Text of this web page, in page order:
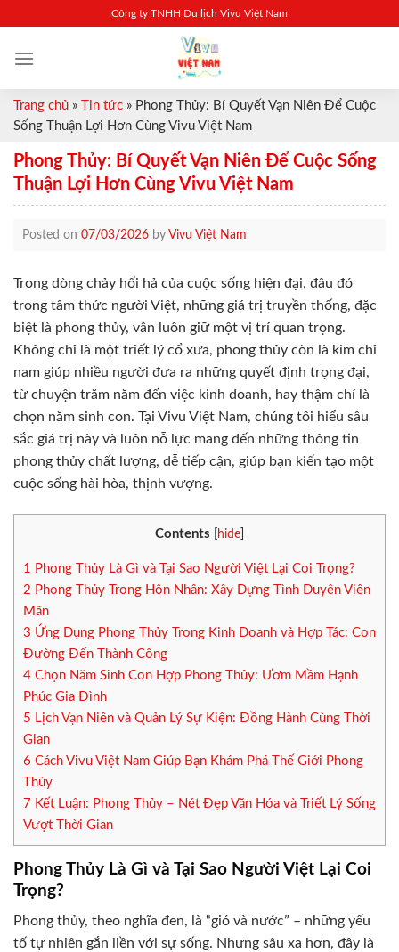
content
Công ty TNHH Du lịch Vivu Việt Nam
Trang chủ » Tin tức » Phong Thủy: Bí Quyết Vạn Niên Để Cuộc
Sống Thuận Lợi Hơn Cùng Vivu Việt Nam
Phong Thủy: Bí Quyết Vạn Niên Để Cuộc Sống
Thuận Lợi Hơn Cùng Vivu Việt Nam
Posted on 07/03/2026 by Vivu Việt Nam
Trong dòng chảy hối hả của cuộc sống hiện đại, đâu đó
trong tâm thức người Việt, những giá trị truyền thống, đặc
biệt là phong thủy, vẫn luôn giữ một vị trí quan trọng.
Không chỉ là một triết lý cổ xưa, phong thủy còn là kim chỉ
nam giúp nhiều người đưa ra những quyết định trọng đại,
từ chuyện trăm năm đến việc kinh doanh, hay thậm chí là
chọn năm sinh con. Tại Vivu Việt Nam, chúng tôi hiểu sâu
sắc giá trị này và luôn nỗ lực mang đến những thông tin
phong thủy chất lượng, dễ tiếp cận, giúp bạn kiến tạo một
cuộc sống hài hòa, thịnh vượng.
Contents hide
1
Phong Thủy Là Gì và Tại Sao Người Việt Lại Coi Trọng?
2 Phong Thủy Trong Hôn Nhân: Xây Dựng Tình Duyên Viên
Mãn
3 Ứng Dụng Phong Thủy Trong Kinh Doanh và Hợp Tác: Con
Đường Đến Thành Công
4 Chọn Năm Sinh Con Hợp Phong Thủy: Ươm Mầm Hạnh
Phúc Gia Đình
5 Lịch Vạn Niên và Quản Lý Sự Kiện: Đồng Hành Cùng Thời
Gian
6 Cách Vivu Việt Nam Giúp Bạn Khám Phá Thế Giới Phong
Thủy
7 Kết Luận: Phong Thủy – Nét Đẹp Văn Hóa và Triết Lý Sống
Vượt Thời Gian
Phong Thủy Là Gì và Tại Sao Người Việt Lại Coi
Trọng?
Phong thủy, theo nghĩa đen, là “gió và nước” – những yếu
tố tự nhiên gắn liền với sự sống. Nhưng sâu xa hơn, đây là